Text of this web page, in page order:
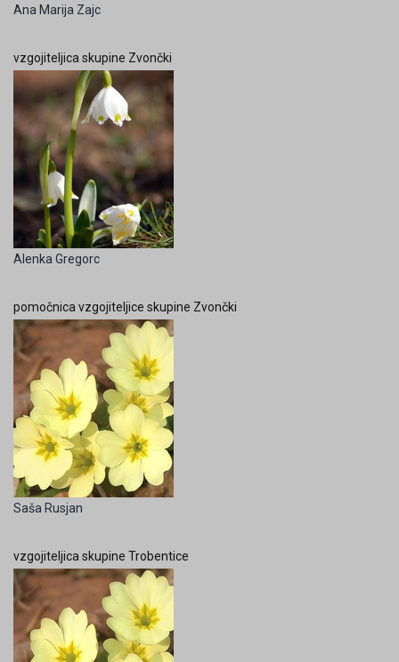
Ana Marija Zajc
vzgojiteljica skupine Zvončki
Alenka Gregorc
pomočnica vzgojiteljice skupine Zvončki
Saša Rusjan
vzgojiteljica skupine Trobentice